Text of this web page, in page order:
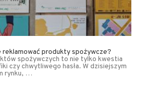
produkty spożywcze?
spożywczych to nie tylko kwestia
czy chwytliwego hasła. W dzisiejszym
rynku, …